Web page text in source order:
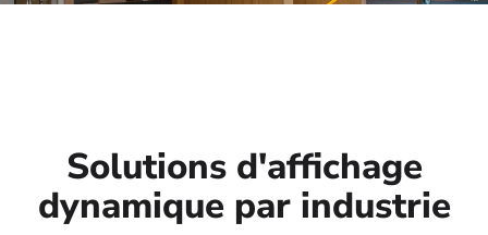
Solutions d'affichage
dynamique par industrie